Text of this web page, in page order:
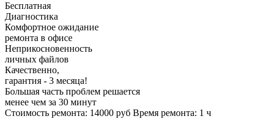
Бесплатная
Диагностика
Комфортное ожидание
ремонта в офисе
Неприкосновенность
личных файлов
Качественно,
гарантия - 3 месяца!
Большая часть проблем решается
менее чем за 30 минут
Стоимость ремонта: 14000 руб Время ремонта: 1 ч